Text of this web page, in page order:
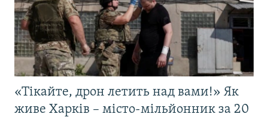
«Тікайте, дрон летить над вами!» Як
живе Харків – місто-мільйонник за 20